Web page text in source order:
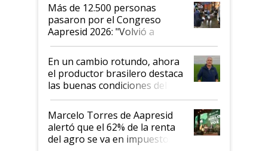
Más de 12.500 personas
pasaron por el Congreso
Aapresid 2026: "Volvió a
demostrar que hablar del
suelo es hablar de todo el
sistema productivo"
En un cambio rotundo, ahora
el productor brasilero destaca
las buenas condiciones del
agro argentino para invertir:
"Los veo más motivados"
Marcelo Torres de Aapresid
alertó que el 62% de la renta
del agro se va en impuestos: